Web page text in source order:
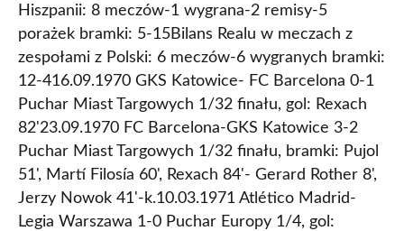
Hiszpanii: 8 meczów-1 wygrana-2 remisy-5
porażek bramki: 5-15Bilans Realu w meczach z
zespołami z Polski: 6 meczów-6 wygranych bramki:
12-416.09.1970 GKS Katowice- FC Barcelona 0-1
Puchar Miast Targowych 1/32 finału, gol: Rexach
82'23.09.1970 FC Barcelona-GKS Katowice 3-2
Puchar Miast Targowych 1/32 finału, bramki: Pujol
51', Martí Filosía 60', Rexach 84'- Gerard Rother 8',
Jerzy Nowok 41'-k.10.03.1971 Atlético Madrid-
Legia Warszawa 1-0 Puchar Europy 1/4, gol: